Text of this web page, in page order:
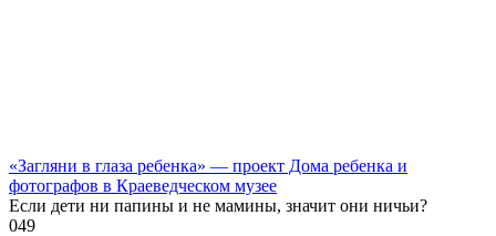
«Загляни в глаза ребенка» — проект Дома ребенка и
фотографов в Краеведческом музее
Если дети ни папины и не мамины, значит они ничьи?
049